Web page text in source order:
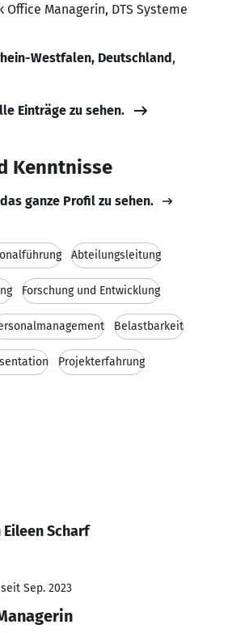
Managerin, DTS Systeme
Westfalen, Deutschland,
Einträge zu sehen.
Kenntnisse
ganze Profil zu sehen.
Abteilungsleitung
Forschung und Entwicklung
Belastbarkeit
Projekterfahrung
Scharf
Sep. 2023